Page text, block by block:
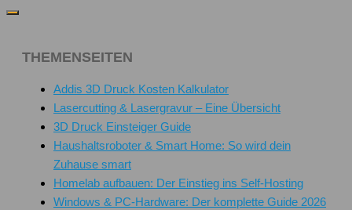
THEMENSEITEN
Addis 3D Druck Kosten Kalkulator
Lasercutting & Lasergravur – Eine Übersicht
3D Druck Einsteiger Guide
Haushaltsroboter & Smart Home: So wird dein
Zuhause smart
Homelab aufbauen: Der Einstieg ins Self-Hosting
Windows & PC-Hardware: Der komplette Guide 2026